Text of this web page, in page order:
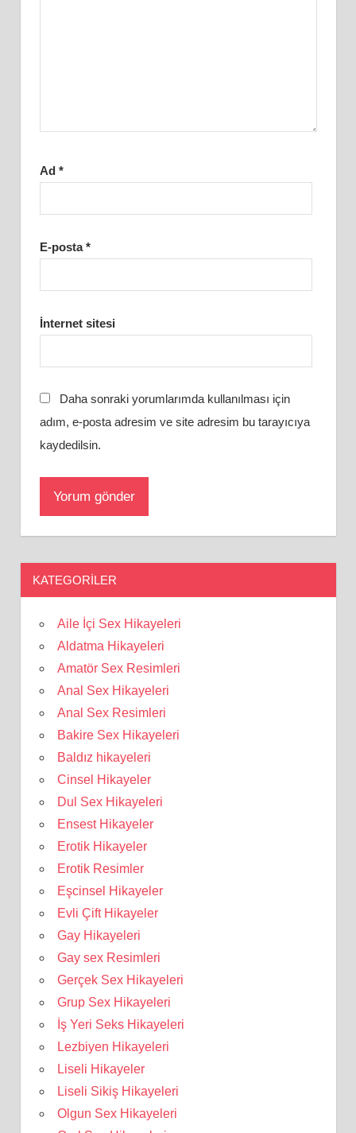
Ad *
E-posta*
İnternet sitesi
Daha sonraki yorumlarımda kullanılması için
adım, e-posta adresim ve site adresim bu tarayıcıya
kaydedilsin.
KATEGORILER
Aile İçi Sex Hikayeleri
Aldatma Hikayeleri
Amatör Sex Resimleri
Anal Sex Hikayeleri
Anal Sex Resimleri
Bakire Sex Hikayeleri
Baldız hikayeleri
Cinsel Hikayeler
Dul Sex Hikayeleri
Ensest Hikayeler
Erotik Hikayeler
Erotik Resimler
Eşcinsel Hikayeler
Evli Çift Hikayeler
Gay Hikayeleri
Gay sex Resimleri
Gerçek Sex Hikayeleri
Grup Sex Hikayeleri
İş Yeri Seks Hikayeleri
Lezbiyen Hikayeleri
Liseli Hikayeler
Liseli Sikiş Hikayeleri
Olgun Sex Hikayeleri